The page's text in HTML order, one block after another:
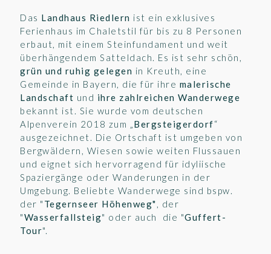
Das Landhaus Riedlern ist ein exklusives
Ferienhaus im Chaletstil für bis zu 8 Personen
e rbaut, mit einem Steinfundament und weit
überhängendem Satteldach. Es ist sehr schön,
grün und ruhig gelegen in Kreuth, eine
Gemeinde in Bayern, die für ihre malerische
Landschaft und ihre zahlreichen Wanderwege
bekannt ist. Sie wurde vom deutschen
Alpenverein 2018 zum „Bergsteigerdorf“
ausgezeichnet. Die Ortschaft ist umgeben von
Bergwäldern, Wiesen sowie weiten Flussauen
und eignet sich hervorragend für idyliische
Spaziergänge oder Wanderungen in der
Umgebung. Beliebte Wanderwege sind bspw.
der " Tegernseer Höhenweg", der
"Wasserfallsteig" oder auch die "Guffert-
Tour".